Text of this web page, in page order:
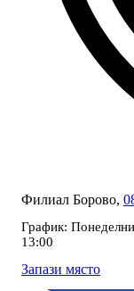
Филиал Борово,
График:
13:00
Запази място